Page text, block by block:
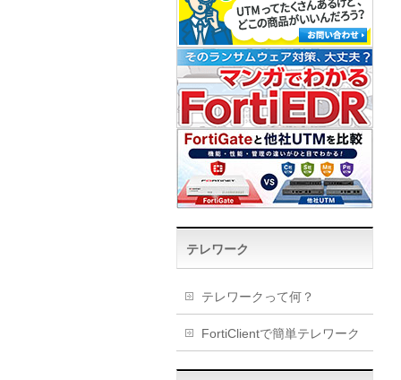
テレワーク
テレワークって何？
FortiClientで簡単テレワーク